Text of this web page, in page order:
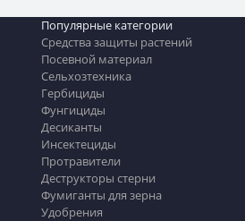
Популярные категории
Средства защиты растений
Посевной материал
Сельхозтехника
Гербициды
Фунгициды
Десиканты
Инсектециды
Протравители
Деструкторы стерни
Фумиганты для зерна
Удобрения